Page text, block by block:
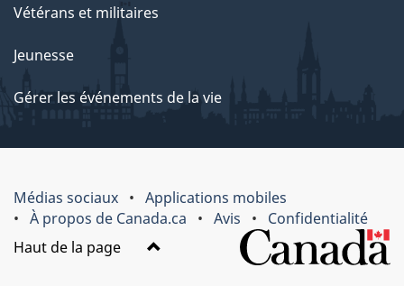
Vétérans et militaires
Jeunesse
Gérer les événements de la vie
Médias sociaux
Applications mobiles
À propos de Canada.ca
Avis
Confidentialité
Haut de la page